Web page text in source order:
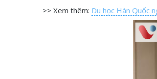
>> Xem thêm: Du học Hàn Quốc